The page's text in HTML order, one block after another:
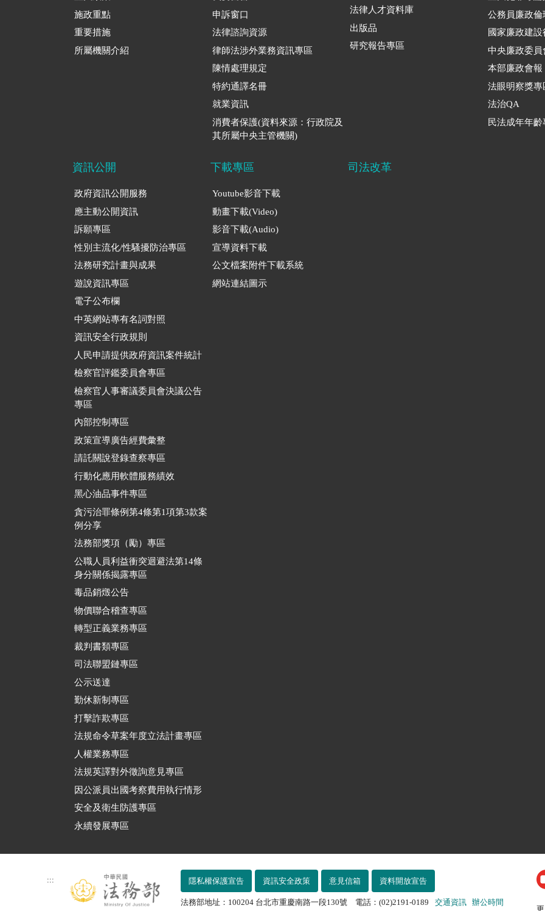
施政重點
重要措施
所屬機關介紹
申訴窗口
法律諮詢資源
律師法涉外業務資訊專區
陳情處理規定
特約通譯名冊
就業資訊
消費者保護(資料來源：行政院及
其所屬中央主管機關)
法律人才資料庫
出版品
研究報告專區
公務員廉政倫
國家廉政建
中央廉政委員
本部廉政會報
法眼明察獎專
法治QA
民法成年年齡
資訊公開
政府資訊公開服務
應主動公開資訊
訴願專區
性別主流化/性騷擾防治專區
法務研究計畫與成果
遊說資訊專區
電子公布欄
中英網站專有名詞對照
資訊安全行政規則
人民申請提供政府資訊案件統計
檢察官評鑑委員會專區
檢察官人事審議委員會決議公告
專區
內部控制專區
政策宣導廣告經費彙整
請託關說登錄查察專區
行動化應用軟體服務績效
黑心油品事件專區
貪污治罪條例第4條第1項第3款案
例分享
法務部獎項（勵）專區
公職人員利益衝突迴避法第14條
身分關係揭露專區
毒品銷燬公告
物價聯合稽查專區
轉型正義業務專區
裁判書類專區
司法聯盟鏈專區
公示送達
勤休新制專區
打擊詐欺專區
法規命令草案年度立法計畫專區
人權業務專區
法規英譯對外徵詢意見專區
因公派員出國考察費用執行情形
安全及衛生防護專區
永續發展專區
下載專區
Youtube影音下載
動畫下載(Video)
影音下載(Audio)
宣導資料下載
公文檔案附件下載系統
網站連結圖示
司法改革
::: 隱私權保護宣告 資訊安全政策 意見信箱 資料開放宣告
法務部地址：100204 台北市重慶南路一段130號 電話：(02)2191-0189 交通資訊 辦公時間